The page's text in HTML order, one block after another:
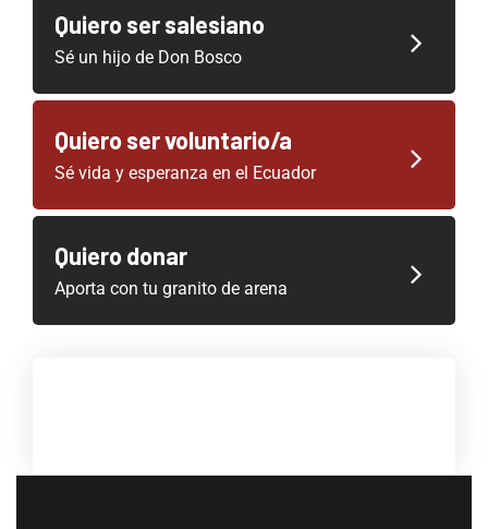
Quiero ser salesiano
Sé un hijo de Don Bosco
Quiero ser voluntario/a
Sé vida y esperanza en el Ecuador
Quiero donar
Aporta con tu granito de arena